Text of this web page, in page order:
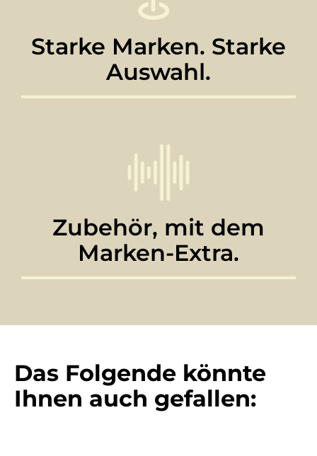
Starke Marken. Starke
Auswahl.
Zubehör, mit dem
Marken-Extra.
Das Folgende könnte
Ihnen auch gefallen: